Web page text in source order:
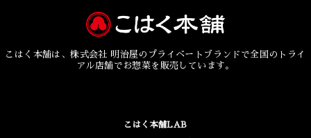
こはく本舗は、株式会社 明治屋のプライベートブランドで全国のトライ
アル店舗でお惣菜を販売しています。
こはく本舗LAB